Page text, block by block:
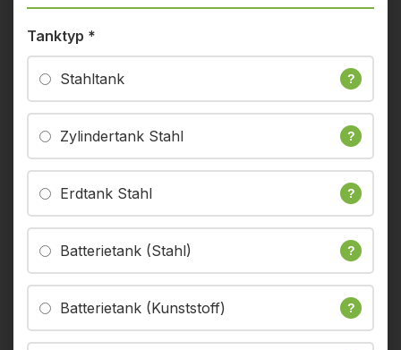
Tanktyp *
Stahltank ?
Zylindertank Stahl ?
Erdtank Stahl ?
Batterietank (Stahl) ?
Batterietank (Kunststoff) ?